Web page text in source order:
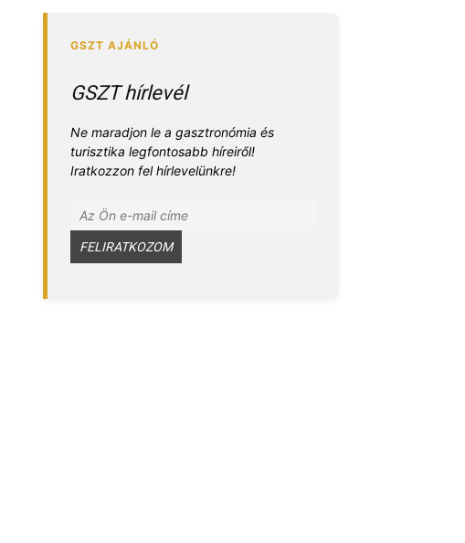
GSZT hírlevél
Ne maradjon le a gasztronómia és
turisztika legfontosabb híreiről!
Iratkozzon fel hírlevelünkre!